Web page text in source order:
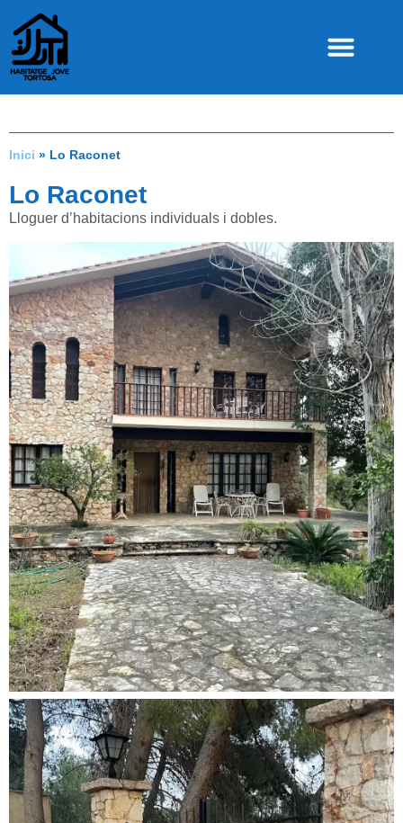
Lo Raconet
Inici » Lo Raconet
Lo Raconet
Lloguer d’habitacions individuals i dobles.